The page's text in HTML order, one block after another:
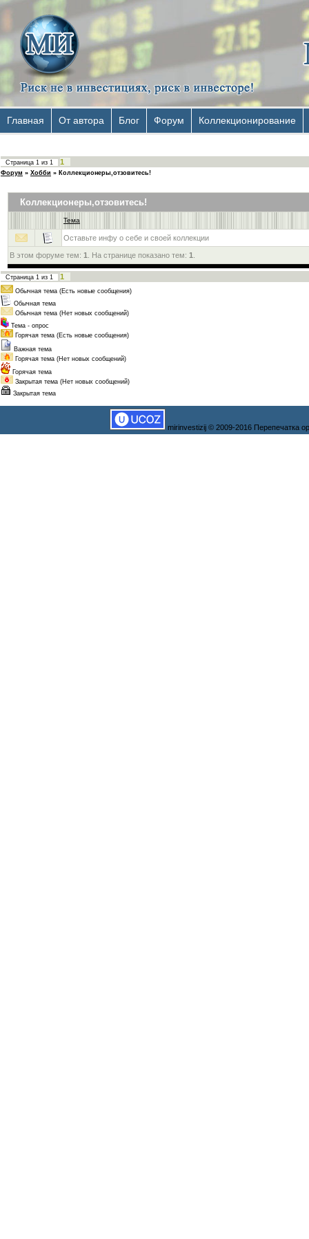
Главная От автора Блог Форум Коллекционирование
Страница 1 из 1 1
Форум » Хобби » Коллекционеры,отзовитесь!
Коллекционеры,отзовитесь!
Тема
Оставьте инфу о себе и своей коллекции
В этом форуме тем: 1 . На странице показано тем: 1
Страница 1 из 1 1
Обычная тема (Есть новые сообщения)
Обычная тема
Обычная тема (Нет новых сообщений)
Тема - опрос
Горячая тема (Есть новые сообщения)
Важная тема
Горячая тема (Нет новых сообщений)
Горячая тема
Закрытая тема (Нет новых сообщений)
Закрытая тема
mirinvestizij © 2009-2016 Перепечатка